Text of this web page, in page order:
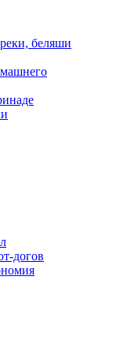
беляши
догов